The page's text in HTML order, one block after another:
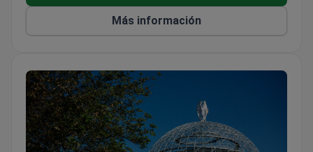
Más información